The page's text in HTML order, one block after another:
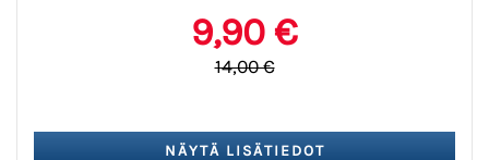
9,90 €
14,00 €